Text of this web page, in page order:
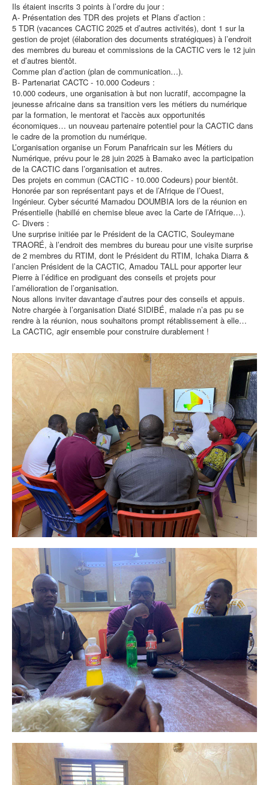
Ils étaient inscrits 3 points à l’ordre du jour :
A- Présentation des TDR des projets et Plans d’action :
5 TDR (vacances CACTIC 2025 et d’autres activités), dont 1 sur la
gestion de projet (élaboration des documents stratégiques) à l’endroit
des membres du bureau et commissions de la CACTIC vers le 12 juin
et d’autres bientôt.
Comme plan d’action (plan de communication…).
B- Partenariat CACTC - 10.000 Codeurs :
10.000 codeurs, une organisation à but non lucratif, accompagne la
jeunesse africaine dans sa transition vers les métiers du numérique
par la formation, le mentorat et l'accès aux opportunités
économiques… un nouveau partenaire potentiel pour la CACTIC dans
le cadre de la promotion du numérique.
L’organisation organise un Forum Panafricain sur les Métiers du
Numérique, prévu pour le 28 juin 2025 à Bamako avec la participation
de la CACTIC dans l’organisation et autres.
Des projets en commun (CACTIC - 10.000 Codeurs) pour bientôt.
Honorée par son représentant pays et de l’Afrique de l’Ouest,
Ingénieur. Cyber sécurité Mamadou DOUMBIA lors de la réunion en
Présentielle (habillé en chemise bleue avec la Carte de l’Afrique…).
C- Divers :
Une surprise initiée par le Président de la CACTIC, Souleymane
TRAORÉ, à l’endroit des membres du bureau pour une visite surprise
de 2 membres du RTIM, dont le Président du RTIM, Ichaka Diarra &
l’ancien Président de la CACTIC, Amadou TALL pour apporter leur
Pierre à l’édifice en prodiguant des conseils et projets pour
l’amélioration de l’organisation.
Nous allons inviter davantage d’autres pour des conseils et appuis.
Notre chargée à l’organisation Diaté SIDIBÉ, malade n’a pas pu se
rendre à la réunion, nous souhaitons prompt rétablissement à elle…
La CACTIC, agir ensemble pour construire durablement !